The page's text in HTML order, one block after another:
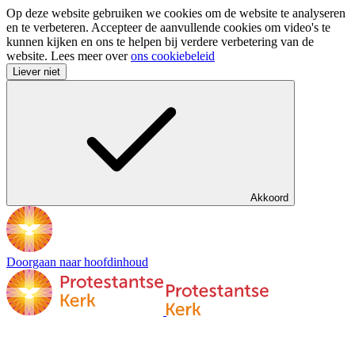
Op deze website gebruiken we cookies om de website te analyseren
en te verbeteren. Accepteer de aanvullende cookies om video's te
kunnen kijken en ons te helpen bij verdere verbetering van de
website. Lees meer overons cookiebeleid
Liever niet
Akkoord
Doorgaan naar hoofdinhoud